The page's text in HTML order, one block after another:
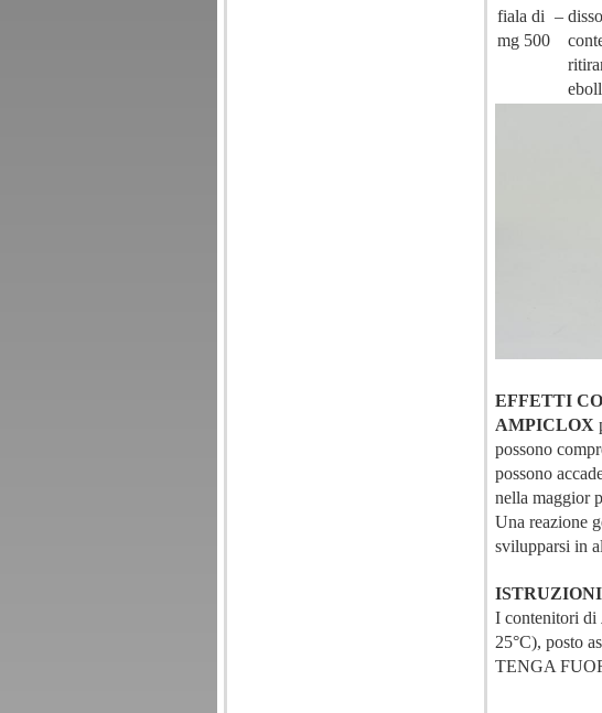
fiala di
mg 500
–
EFFETTI
AMPICLOX
possono
possono
nella maggior
Una reazione
svilupparsi in
I contenitori di
25°C), posto
TENGA